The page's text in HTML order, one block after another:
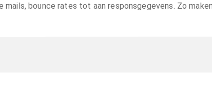
mails, bounce rates tot aan responsgegevens. Zo